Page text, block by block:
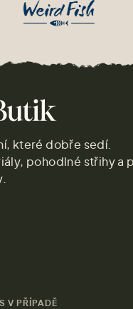
které dobře sedí.
pohodlné střihy a
V PŘÍPADĚ